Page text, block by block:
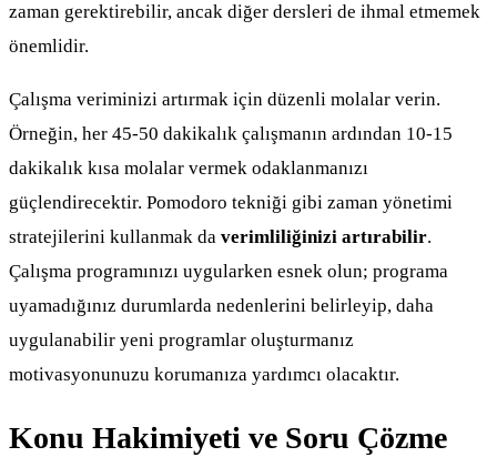
zaman gerektirebilir, ancak diğer dersleri de ihmal etmemek
önemlidir.
Çalışma veriminizi artırmak için düzenli molalar verin.
Örneğin, her 45-50 dakikalık çalışmanın ardından 10-15
dakikalık kısa molalar vermek odaklanmanızı
güçlendirecektir. Pomodoro tekniği gibi zaman yönetimi
stratejilerini kullanmak da verimliliğinizi artırabilir.
Çalışma programınızı uygularken esnek olun; programa
uyamadığınız durumlarda nedenlerini belirleyip, daha
uygulanabilir yeni programlar oluşturmanız
motivasyonunuzu korumanıza yardımcı olacaktır.
Konu Hakimiyeti ve Soru Çözme